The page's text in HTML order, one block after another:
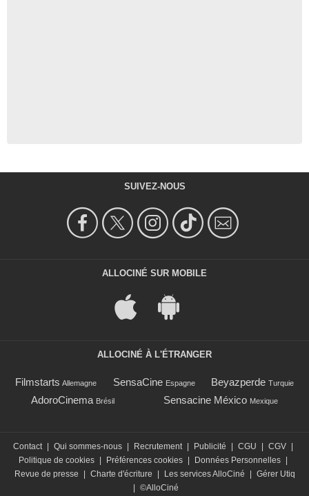
SUIVEZ-NOUS
ALLOCINÉ SUR MOBILE
ALLOCINÉ À L'ÉTRANGER
Filmstarts Allemagne SensaCine Espagne Beyazperde Turquie
AdoroCinema Brésil Sensacine México Mexique
Contact | Qui sommes-nous | Recrutement | Publicité | CGU | CGV |
Politique de cookies | Préférences cookies | Données Personnelles |
Revue de presse
| Charte d'écriture | Les services AlloCiné | Gérer Utiq
| ©AlloCiné